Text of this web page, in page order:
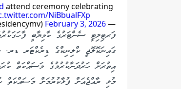
attend ceremony celebrating
NiBbualFXp
— The President's Office (@presidencymv)
February 3, 2026
ފަރޓިލިޓީ ސެންޓަރުގެ ކާމިޔާބީ
ގައިނަކޮލޮޖީ ކްލިނިކްގެ ޑިރެކްޓަރ
އިތުރަށް ހަރުދަނާކުރުމުގެ މަސައްކަތް
މުޅި ރާއްޖެއަށް ފުޅާކުރުމަށް މަސައްކަތް